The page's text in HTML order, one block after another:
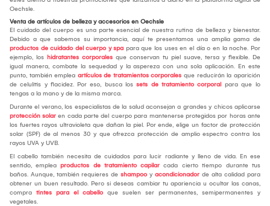
Oechsle.
Venta de artículos de belleza y accesorios en Oechsle
El cuidado del cuerpo es una parte esencial de nuestra rutina de belleza y bienestar.
Debido a que sabemos su importancia, aquí te presentamos una amplia gama de
productos de cuidado del cuerpo y spa para que los uses en el día o en la noche. Por
ejemplo, los hidratantes corporales que conservan tu piel suave, tersa y flexible. De
igual manera, combate la sequedad y la aspereza con una sola aplicación. En este
punto, también emplea artículos de tratamientos corporales que reducirán la aparición
de celulitis y flacidez. Por eso, busca los sets de tratamiento corporal para que lo
tengas a la mano y de la misma marca.
Durante el verano, los especialistas de la salud aconsejan a grandes y chicos aplicarse
protección solar en cada parte del cuerpo para mantenerse protegidos por horas ante
los fuertes rayos ultravioleta que dañan la piel. Por ende, elige un factor de protección
solar (SPF) de al menos 30 y que ofrezca protección de amplio espectro contra los
rayos UVA y UVB.
El cabello también necesita de cuidados para lucir radiante y lleno de vida. En ese
sentido, emplea productos de tratamiento capilar cada cierto tiempo durante tus
baños. Aunque, también requieres de shampoo y acondicionador de alta calidad para
obtener un buen resultado. Pero si deseas cambiar tu apariencia u ocultar las canas,
compra tintes para el cabello que suelen ser permanentes, semipermanentes y
vegetales.